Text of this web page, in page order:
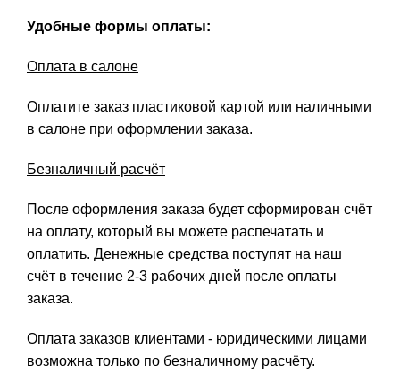
Удобные формы оплаты:
Оплата в салоне
Оплатите заказ пластиковой картой или наличными
в салоне при оформлении заказа.
Безналичный расчёт
После оформления заказа будет сформирован счёт
на оплату, который вы можете распечатать и
оплатить. Денежные средства поступят на наш
счёт в течение 2-3 рабочих дней после оплаты
заказа.
Оплата заказов клиентами - юридическими лицами
возможна только по безналичному расчёту.